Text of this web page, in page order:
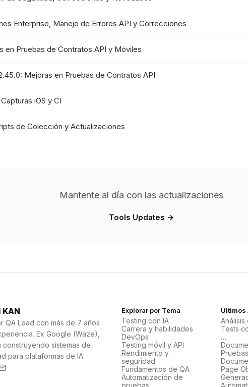
Enterprise, Manejo de Errores API y Correcciones
en Pruebas de Contratos API y Móviles
Mejoras en Pruebas de Contratos API
iOS y CI
de Colección y Actualizaciones
Mantente al día con las actualizaciones
Tools Updates →
KAN
QA Lead con más de 7 años
Ex Google (Waze),
construyendo sistemas de
para plataformas de IA.
Explorar por Tema
Testing con IA
Carrera y habilidades
DevOps
Testing móvil y API
Rendimiento y
seguridad
Fundamentos de QA
Automatización de
pruebas
Últimos
Tests
…
Page